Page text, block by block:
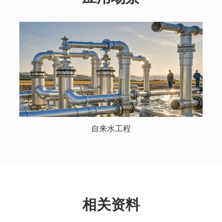
自来水工程
相关资料